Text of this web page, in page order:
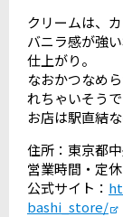
クリームは、
バニラ感が強
仕上がり。
なおかつなめ
れちゃいそう
お店は駅直結
住所：東京都
営業時間・定
公式サイト：
bashi_store/